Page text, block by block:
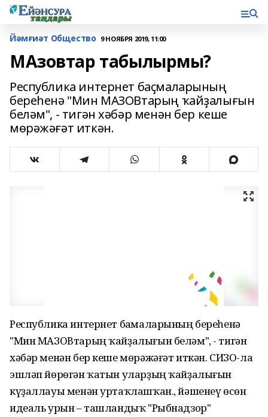
Йәмғиәт Общество 9 НОЯБРЯ 2019, 11:00
МАзовтар табылырмы?
Республика интернет баҫмаларының
береһенә "Мин МАЗОВтарың ҡайҙалығын
беләм", - тигән хәбәр менән бер кеше
мөрәжәғәт иткән.
Республика интернет баҫмаларының береһенә
"Мин МАЗОВтарың ҡайҙалығын беләм", - тигән
хәбәр менән бер кеше мөрәжәғәт иткән. СИЗО-ла
эшләп йөрөгән ҡатын уларҙың ҡайҙалығын
күҙаллауы менән уртаҡлашҡан., йәшенеү өсөн
идеаль урын – ташландыҡ "Рыбнадзор"